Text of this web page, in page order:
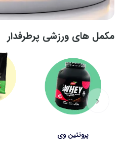
مکمل های ورزشی پرطرفدار
پروتئین وی